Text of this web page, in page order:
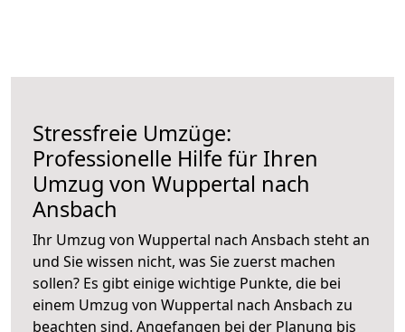
Stressfreie Umzüge:
Professionelle Hilfe für Ihren
Umzug von Wuppertal nach
Ansbach
Ihr Umzug von Wuppertal nach Ansbach steht an
und Sie wissen nicht, was Sie zuerst machen
sollen? Es gibt einige wichtige Punkte, die bei
einem Umzug von Wuppertal nach Ansbach zu
beachten sind. Angefangen bei der Planung bis